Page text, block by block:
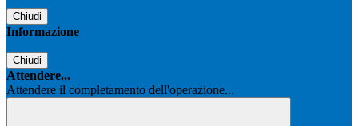
Chiudi
Informazione
Chiudi
Attendere...
Attendere il completamento dell'operazione...